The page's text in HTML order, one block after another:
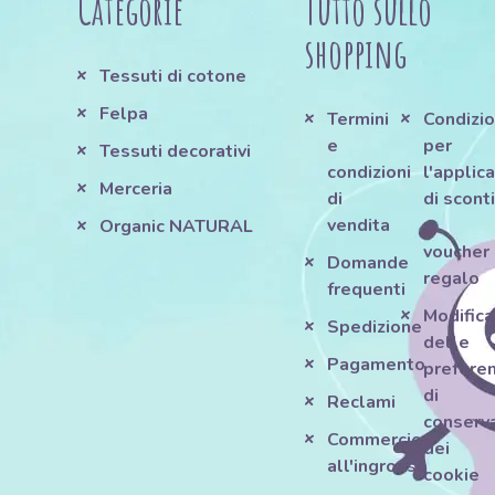
Tessuti di cotone
Felpa
Tessuti decorativi
Merceria
Organic NATURAL
shopping
Termini
e
condizioni
di
vendita
Domande
frequenti
Spedizione
Pagamento
Reclami
Commercio
all'ingrosso
per
di sconti
e
voucher
regalo
Modifica
delle
di
dei
cookie